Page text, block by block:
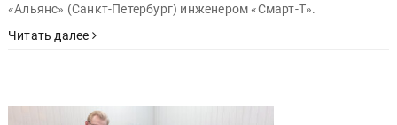
«Альянс» (Санкт-Петербург) инженером «Смарт-Т».
Читать далее